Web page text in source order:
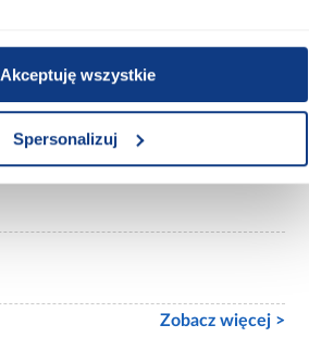
Akceptuję wszystkie
Spersonalizuj
Zobacz więcej >